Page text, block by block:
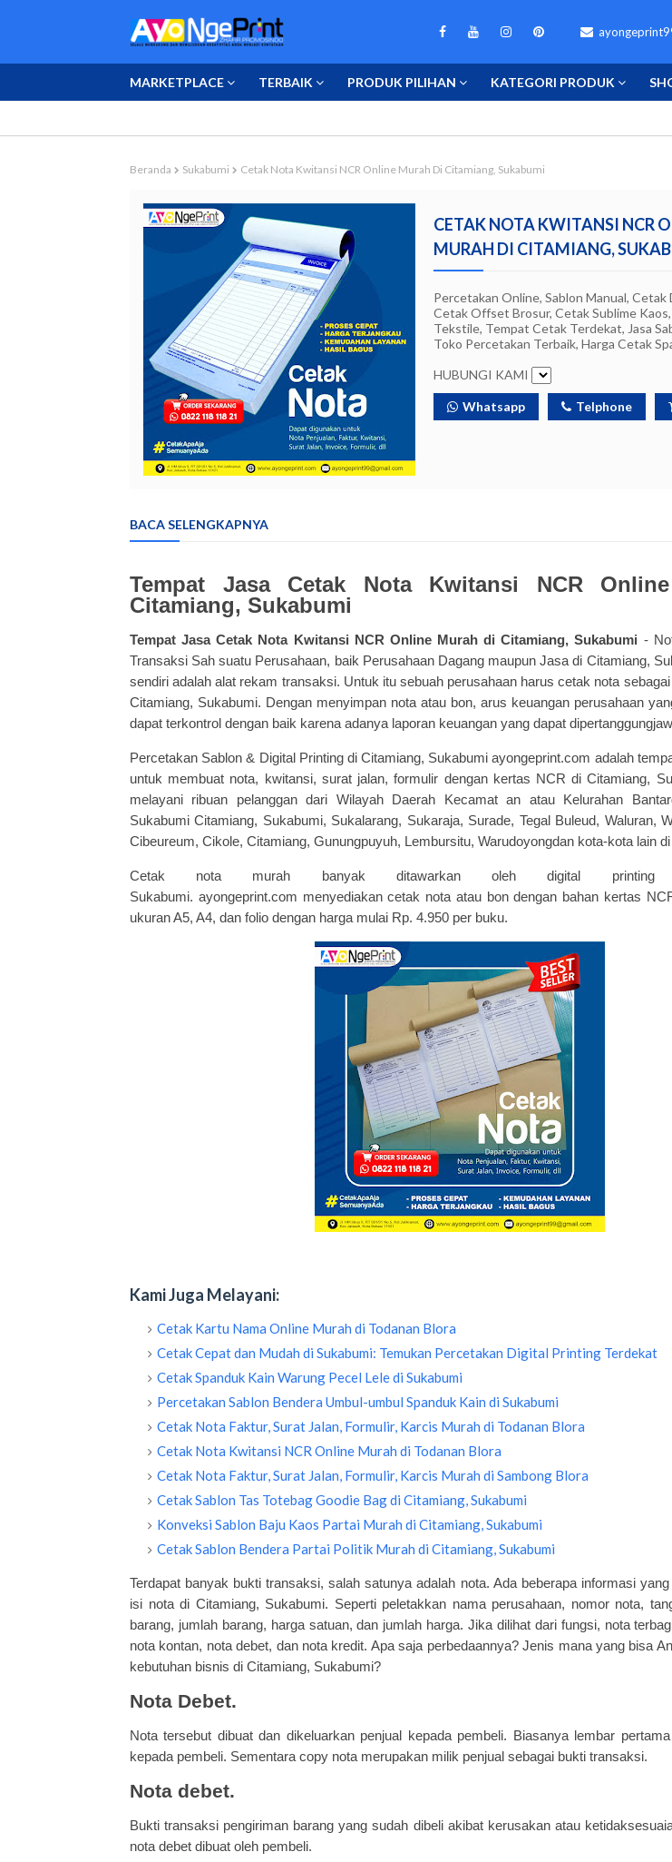
MARKETPLACE TERBAIK PRODUK PILIHAN KATEGORI PRODUK
Beranda Sukabumi Cetak Nota Kwitansi NCR Online Murah Di Citamiang, Sukabumi
CETAK NOTA KWITANSI NCR
MURAH DI CITAMIANG,
Percetakan Online, Sablon Manual,
Cetak Offset Brosur, Cetak Sublime
Tekstile, Tempat Cetak Terdekat, Jasa
Toko Percetakan Terbaik, Harga Cetak
HUBUNGI KAMI
Whatsapp Telphone
BACA SELENGKAPNYA
Tempat Jasa Cetak Nota Kwitansi NCR
Citamiang, Sukabumi
Tempat Jasa Cetak Nota Kwitansi NCR Online Murah di Citamiang, Sukabumi -
Transaksi Sah suatu Perusahaan, baik Perusahaan Dagang maupun Jasa di Citamiang,
sendiri adalah alat rekam transaksi. Untuk itu sebuah perusahaan harus cetak nota
Citamiang, Sukabumi. Dengan menyimpan nota atau bon, arus keuangan perusahaan
dapat terkontrol dengan baik karena adanya laporan keuangan yang dapat
Percetakan Sablon & Digital Printing di Citamiang, Sukabumi ayongeprint.com adalah
untuk membuat nota, kwitansi, surat jalan, formulir dengan kertas NCR di Citamiang,
melayani ribuan pelanggan dari Wilayah Daerah Kecamat an atau Kelurahan
Sukabumi Citamiang, Sukabumi, Sukalarang, Sukaraja, Surade, Tegal Buleud, Waluran,
Cibeureum, Cikole, Citamiang, Gunungpuyuh, Lembursitu, Warudoyongdan kota-kota lain
Cetak nota murah banyak ditawarkan oleh digital printing
Sukabumi. ayongeprint.com menyediakan cetak nota atau bon dengan bahan kertas
ukuran A5, A4, dan folio dengan harga mulai Rp. 4.950 per buku.
Kami Juga Melayani:
Cetak Kartu Nama Online Murah di Todanan Blora
Cetak Cepat dan Mudah di Sukabumi: Temukan Percetakan Digital Printing Terdekat
Cetak Spanduk Kain Warung Pecel Lele di Sukabumi
Percetakan Sablon Bendera Umbul-umbul Spanduk Kain di Sukabumi
Cetak Nota Faktur, Surat Jalan, Formulir, Karcis Murah di Todanan Blora
Cetak Nota Kwitansi NCR Online Murah di Todanan Blora
Cetak Nota Faktur, Surat Jalan, Formulir, Karcis Murah di Sambong Blora
Cetak Sablon Tas Totebag Goodie Bag di Citamiang, Sukabumi
Konveksi Sablon Baju Kaos Partai Murah di Citamiang, Sukabumi
Cetak Sablon Bendera Partai Politik Murah di Citamiang, Sukabumi
Terdapat banyak bukti transaksi, salah satunya adalah nota. Ada beberapa informasi
isi nota di Citamiang, Sukabumi. Seperti peletakkan nama perusahaan, nomor nota,
barang, jumlah barang, harga satuan, dan jumlah harga. Jika dilihat dari fungsi, nota
nota kontan, nota debet, dan nota kredit. Apa saja perbedaannya? Jenis mana yang bisa
kebutuhan bisnis di Citamiang, Sukabumi?
Nota Debet.
Nota tersebut dibuat dan dikeluarkan penjual kepada pembeli. Biasanya lembar
kepada pembeli. Sementara copy nota merupakan milik penjual sebagai bukti transaksi.
Nota debet.
Bukti transaksi pengiriman barang yang sudah dibeli akibat kerusakan atau
nota debet dibuat oleh pembeli.